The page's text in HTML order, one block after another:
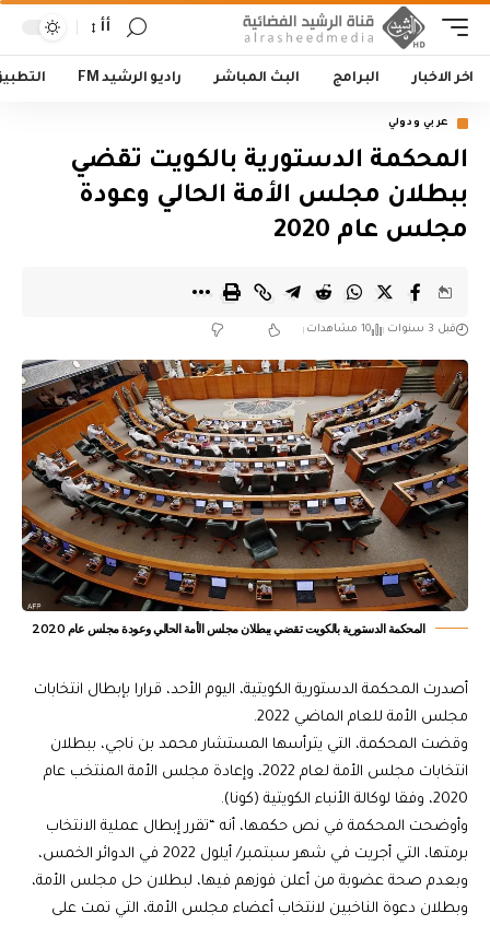
أأ
اخر الاخبار البرامج البث المباشر راديو الرشيد FM
عربي ودولي
المحكمة الدستورية بالكويت تقضي
ببطلان مجلس الأمة الحالي وعودة
مجلس عام 2020
قبل 3 سنوات 10 مشاهدات
المحكمة الدستورية بالكويت تقضي ببطلان مجلس الأمة الحالي وعودة مجلس عام 2020
أصدرت المحكمة الدستورية الكويتية، اليوم الأحد، قرارا بإبطال انتخابات
مجلس الأمة للعام الماضي 2022.
وقضت المحكمة، التي يترأسها المستشار محمد بن ناجي، ببطلان
انتخابات مجلس الأمة لعام 2022، وإعادة مجلس الأمة المنتخب عام
2020، وفقا لوكالة الأنباء الكويتية (كونا).
وأوضحت المحكمة في نص حكمها، أنه “تقرر إبطال عملية الانتخاب
برمتها، التي أجريت في شهر سبتمبر/ أيلول 2022 في الدوائر الخمس،
وبعدم صحة عضوبة من أعلن فوزهم فيها، لبطلان حل مجلس الأمة،
وبطلان دعوة الناخبين لانتخاب أعضاء مجلس الأمة، التي تمت على